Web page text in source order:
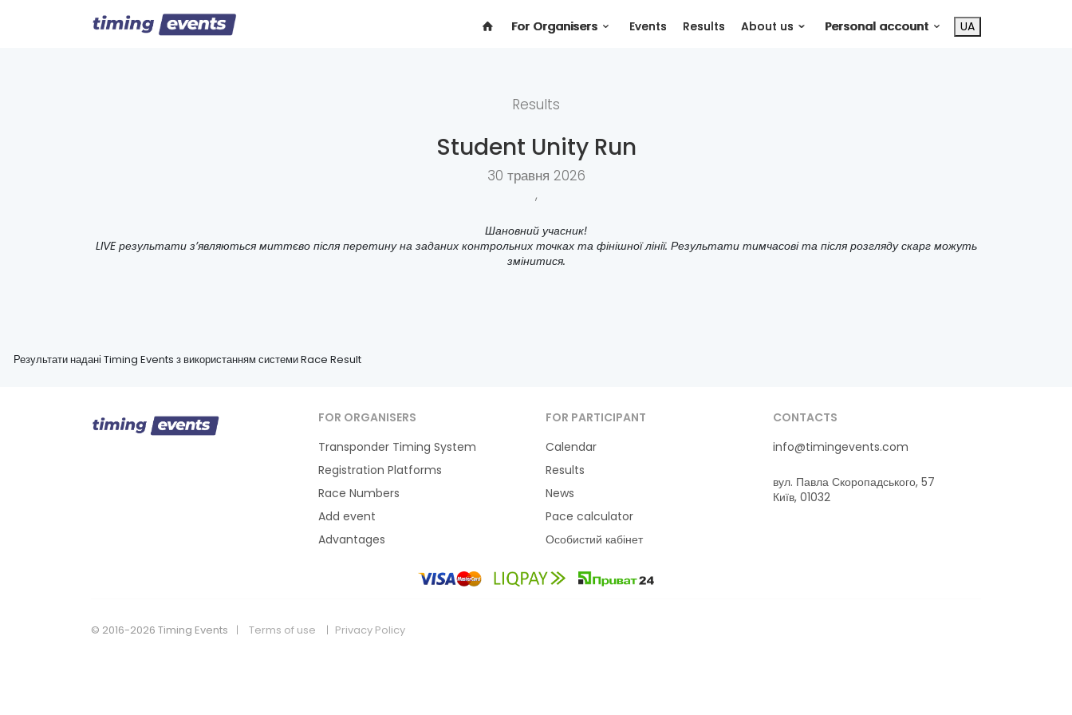
For Organisers Events Results About us Personal account UA
Results
Student Unity Run
30 травня 2026
,
Шановний учасник!
LIVE результати з’являються миттєво після перетину на заданих контрольних точках та фінішної лінії. Результати тимчасові та після розгляду скарг можуть
змінитися.
Результати надані Timing Events з використанням системи Race Result
FOR ORGANISERS
Transponder Timing System
Registration Platforms
Race Numbers
Add event
Advantages
FOR PARTICIPANT
Calendar
Results
News
Pace calculator
Особистий кабінет
CONTACTS
info@timingevents.com
вул. Павла Скоропадського, 57
Київ, 01032
© 2016-2026 Timing Events Terms of use Privacy Policy